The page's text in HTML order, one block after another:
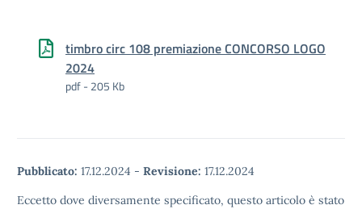
timbro circ 108 premiazione CONCORSO LOGO
2024
pdf - 205 Kb
Pubblicato: 17.12.2024 - Revisione: 17.12.2024
Eccetto dove diversamente specificato, questo articolo è stato